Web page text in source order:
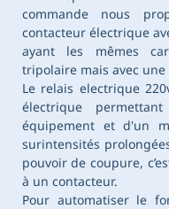
commande nous
contacteur électrique
ayant les mêmes
tripolaire mais avec
Le relais electrique
électrique
équipement et d'un
surintensités
pouvoir de coupure,
à un contacteur.
Pour automatiser le